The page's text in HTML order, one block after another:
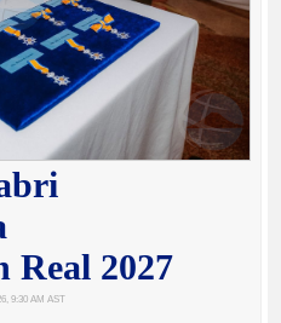
Real 2027
9:30 AM AST